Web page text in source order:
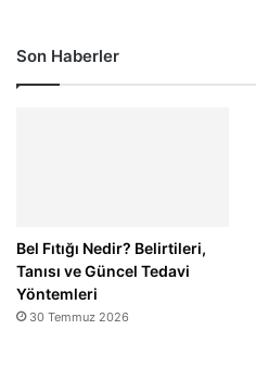
Son Haberler
Bel Fıtığı Nedir? Belirtileri,
Tanısı ve Güncel Tedavi
Yöntemleri
30 Temmuz 2026